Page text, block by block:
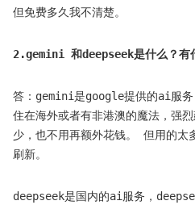
但免费多久我不清楚。
2.gemini 和deepseek是什么？有
答：gemini是google提供的ai服务
住在海外或者有非港澳的魔法，强
少，也不用再额外花钱。 但用的太
刷新。
deepseek是国内的ai服务，